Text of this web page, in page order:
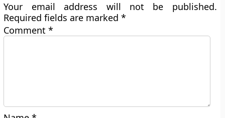
Your email address will not be published.
Required fields are marked*
Comment*